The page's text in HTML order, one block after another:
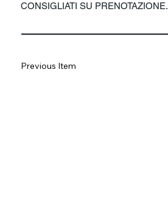
CONSIGLIATI SU PRENOTAZIONE.
Previous Item